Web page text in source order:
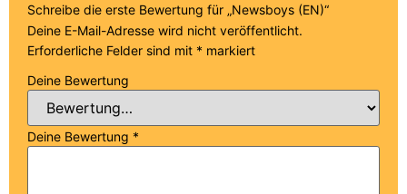
Schreibe die erste Bewertung für „Newsboys (EN)“
Deine E-Mail-Adresse wird nicht veröffentlicht.
Erforderliche Felder sind mit * markiert
Deine Bewertung
Deine Bewertung *